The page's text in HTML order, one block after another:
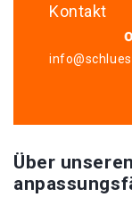
Kontakt
Über